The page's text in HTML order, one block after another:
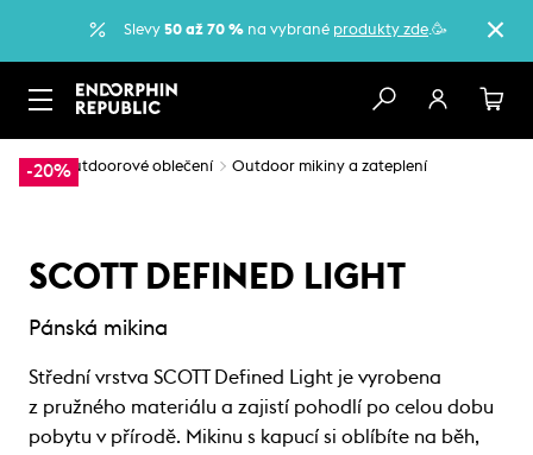
Slevy 50 až 70 % na vybrané produkty zde.🥳
-20%
… Outdoorové oblečení Outdoor mikiny a zateplení
SCOTT DEFINED LIGHT
Pánská mikina
Střední vrstva SCOTT Defined Light je vyrobena
z pružného materiálu a zajistí pohodlí po celou dobu
pobytu v přírodě. Mikinu s kapucí si oblíbíte na běh,